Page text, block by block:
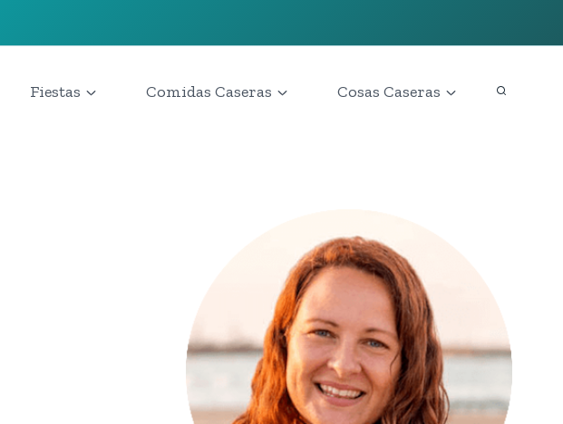
Fiestas Comidas Caseras Cosas Caseras